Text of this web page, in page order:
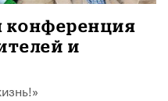
конференция
и